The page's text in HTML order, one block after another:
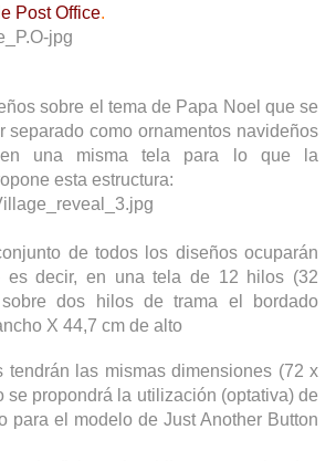
Post Office.
sobre el tema de Papa Noel que se
separado como ornamentos navideños
una misma tela para lo que la
esta estructura:
de todos los diseños ocuparán
es decir, en una tela de 12 hilos (32
dos hilos de trama el bordado
X 44,7 cm de alto
tendrán las mismas dimensiones (72 x
propondrá la utilización (optativa) de
para el modelo de Just Another Button